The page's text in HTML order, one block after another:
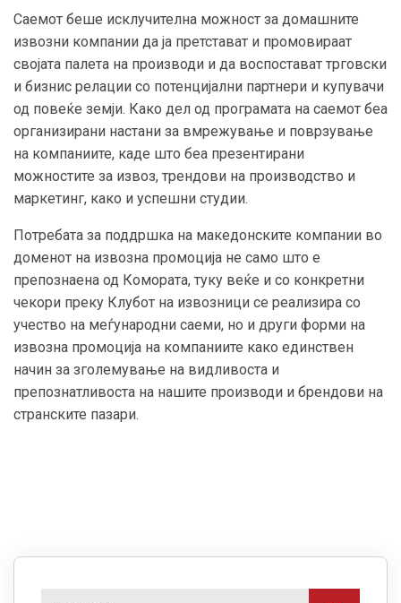
Саемот беше исклучителна можност за домашните
извозни компании да ја претстават и промовираат
својата палета на производи и да воспостават трговски
и бизнис релации со потенцијални партнери и купувачи
од повеќе земји. Како дел од програмата на саемот беа
организирани настани за вмрежување и поврзување
на компаниите, каде што беа презентирани
можностите за извоз, трендови на производство и
маркетинг, како и успешни студии.
Потребата за поддршка на македонските компании во
доменот на извозна промоција не само што е
препознаена од Комората, туку веќе и со конкретни
чекори преку Клубот на извозници се реализира со
учество на меѓународни саеми, но и други форми на
извозна промоција на компаниите како единствен
начин за зголемување на видливоста и
препознатливоста на нашите производи и брендови на
странските пазари.